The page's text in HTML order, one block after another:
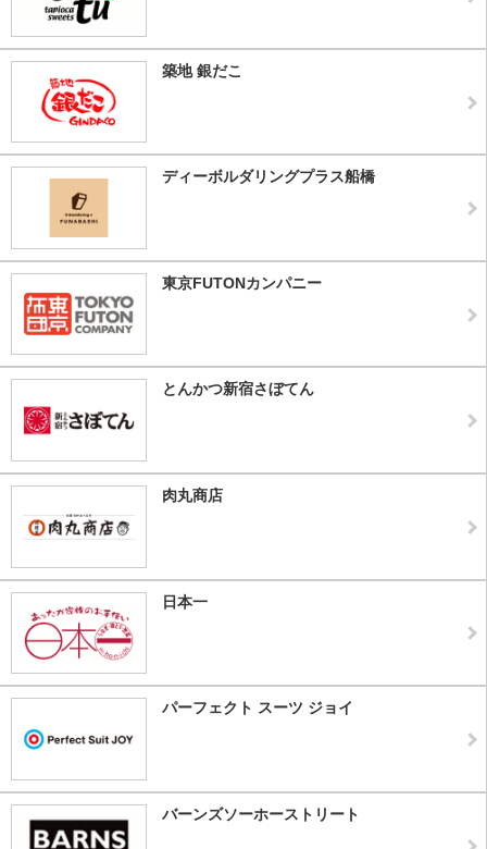
築地 銀だこ
ディーボルダリングプラス船橋
東京FUTONカンパニー
とんかつ新宿さぼてん
肉丸商店
日本一
パーフェクト スーツ ジョイ
バーンズソーホーストリート